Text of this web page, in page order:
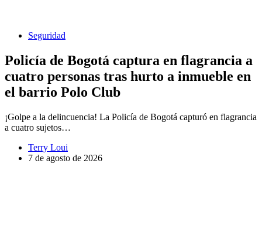
Seguridad
Policía de Bogotá captura en flagrancia a
cuatro personas tras hurto a inmueble en
el barrio Polo Club
¡Golpe a la delincuencia! La Policía de Bogotá capturó en flagrancia
a cuatro sujetos…
Terry Loui
7 de agosto de 2026